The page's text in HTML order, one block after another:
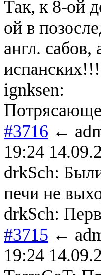
Так, к 8-ой
ой в
англ. сабов,
ignksen:
#3716 ←
19:24
drkSch:
печи не
drkSch:
#3715 ←
19:24